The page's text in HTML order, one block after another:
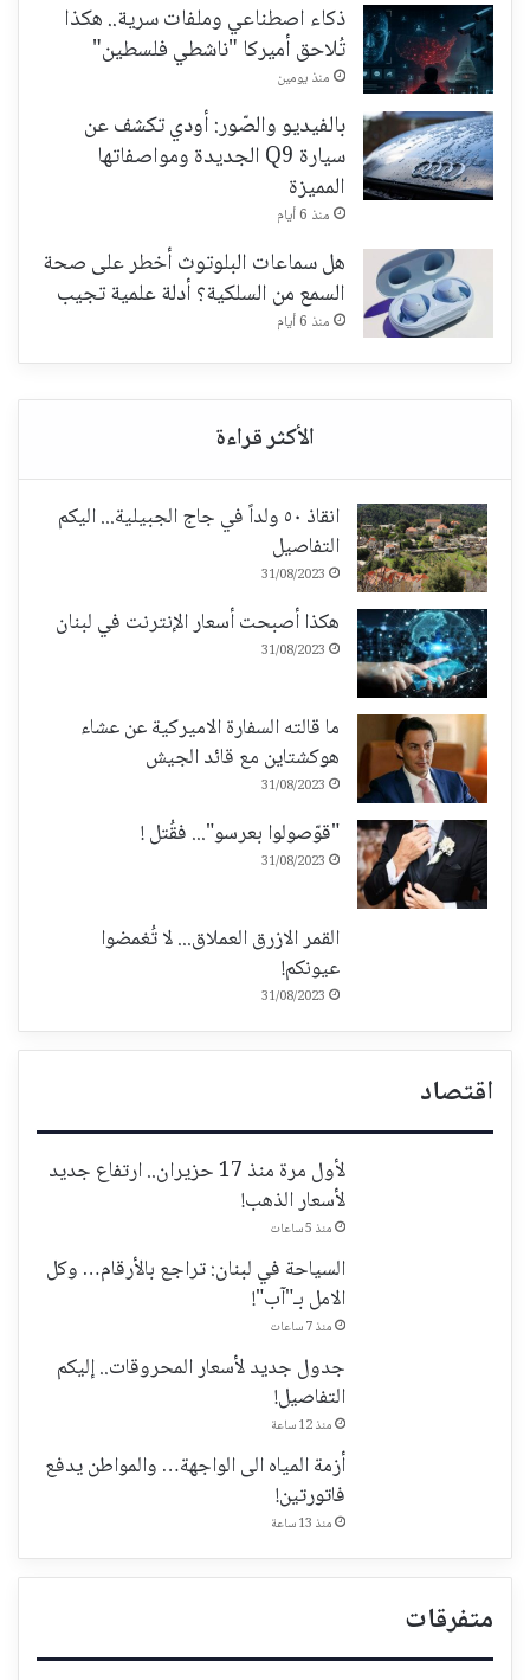
ذكاء اصطناعي وملفات سرية.. هكذا
تُلاحق أميركا "ناشطي فلسطين"
منذ يومين
بالفيديو والصّور: أودي تكشف عن
سيارة Q9 الجديدة ومواصفاتها
المميزة
منذ 6 أيام
هل سماعات البلوتوث أخطر على صحة
السمع من السلكية؟ أدلة علمية تجيب
منذ 6 أيام
انقاذ ٥٠ ولداً في جاج الجبيلية... اليكم
التفاصيل
31/08/2023
هكذا أصبحت أسعار الإنترنت في لبنان
31/08/2023
ما قالته السفارة الاميركية عن عشاء
هوكشتاين مع قائد الجيش
31/08/2023
"قوّصولوا بعرسو"... فقُتل !
31/08/2023
القمر الازرق العملاق... لا تُغمضوا
عيونكم!
31/08/2023
اقتصاد
لأول مرة منذ 17 حزيران.. ارتفاع جديد
لأسعار الذهب!
منذ 5 ساعات
السياحة في لبنان: تراجع بالأرقام… وكل
الامل بـ"آب"!
منذ 7 ساعات
جدول جديد لأسعار المحروقات.. إليكم
التفاصيل!
منذ 12 ساعة
أزمة المياه الى الواجهة… والمواطن يدفع
فاتورتين!
منذ 13 ساعة
متفرقات